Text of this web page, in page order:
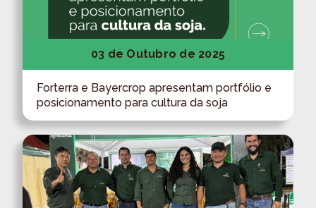
03 de Outubro de 2025
Forterra e Bayercrop apresentam portfólio e
posicionamento para cultura da soja